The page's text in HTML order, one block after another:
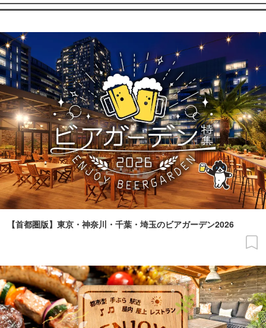
【首都圏版】東京・神奈川・千葉・埼玉のビアガーデン2026